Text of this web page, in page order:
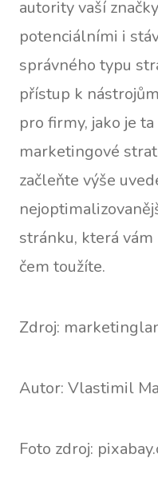
autority vaší
potenciálními i
správného typu
přístup k
pro firmy, jako je
marketingové
začleňte výše
stránku, která
čem toužíte.
Zdroj:
Autor: Vlastimil
Foto zdroj: